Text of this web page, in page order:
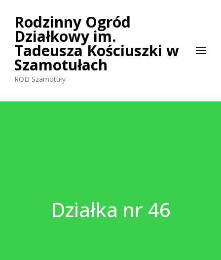
Rodzinny Ogród
Działkowy im.
Tadeusza Kościuszki w
Szamotułach
ROD Szamotuły
Działka nr 46